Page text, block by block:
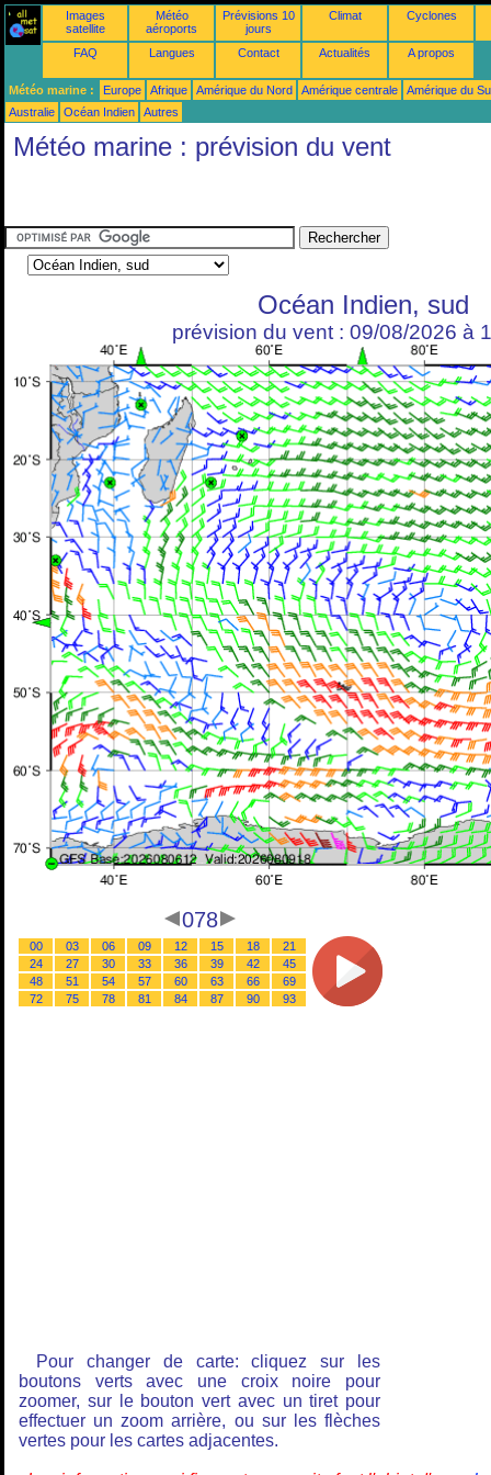
Images
satellite
Météo
aéroports
Prévisions 10
jours
Climat Cyclones
FAQ Langues Contact Actualités A propos
Météo marine : Europe Afrique Amérique du Nord Amérique centrale
Amérique du
Australie
Océan Indien Autres
Météo marine : prévision du vent
Océan Indien, sud
prévision du vent : 09/08/2026 à
078
00 03 06 09 12 15 18
21
24
27 30 33 36 39 42
45
48
51 54 57 60 63 66
69
72
75 78 81 84 87 90 93
Pour changer de carte: cliquez sur les
boutons verts avec une croix noire pour
zoomer, sur le bouton vert avec un tiret pour
effectuer un zoom arrière, ou sur les flèches
vertes pour les cartes adjacentes.